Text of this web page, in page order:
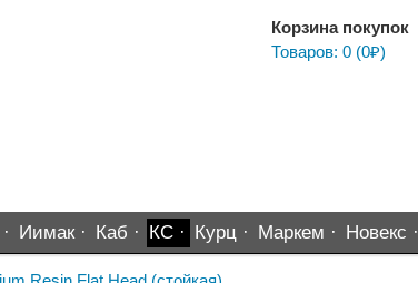
Корзина покупок
Товаров: 0 (0₽)
Иимак · Каб · КС · Курц · Маркем · Новекс ·